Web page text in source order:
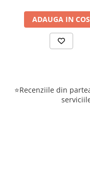
ADAUGA IN COS
⭐Recenziile din